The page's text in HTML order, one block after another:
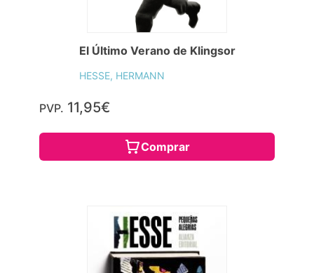
El Último Verano de Klingsor
HESSE, HERMANN
PVP. 11,95€
Comprar